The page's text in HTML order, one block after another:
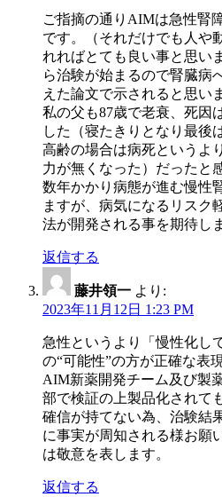
ご指摘の通りAIMは急性腎
です。（それだけでも人や
れればとても良い事と思い
ら治験が始まるので腎臓病
えた論文で示されると思い
私の父も87歳で老衰、死因
した（寝たきりとなり最後
高齢の場合は病死というよ
力が無くなった）だったと
数年かかり病態が進む慢性
ますが、病気になるリスク
法が開発される事を期待し
返信する
藤井領一 より:
2023年11月12日 1:23 PM
急性というより「慢性化し
の“可能性”の方が正確な表
AIM新薬開発チーム及び製
部で検証の上製品化されて
確信が持てない為、治験結
に事実が周知される様お願
は敬意を表します。
返信する